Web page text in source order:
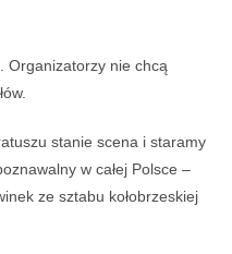
Organizatorzy nie chcą
stanie scena i staramy
w całej Polsce –
ze sztabu kołobrzeskiej